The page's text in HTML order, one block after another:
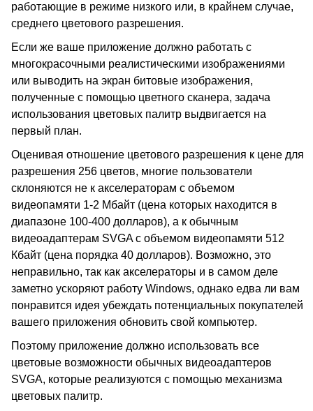
работающие в режиме низкого или, в крайнем случае,
среднего цветового разрешения.
Если же ваше приложение должно работать с
многокрасочными реалистическими изображениями
или выводить на экран битовые изображения,
полученные с помощью цветного сканера, задача
использования цветовых палитр выдвигается на
первый план.
Оценивая отношение цветового разрешения к цене для
разрешения 256 цветов, многие пользователи
склоняются не к акселераторам с объемом
видеопамяти 1-2 Мбайт (цена которых находится в
диапазоне 100-400 долларов), а к обычным
видеоадаптерам SVGA с объемом видеопамяти 512
Кбайт (цена порядка 40 долларов). Возможно, это
неправильно, так как акселераторы и в самом деле
заметно ускоряют работу Windows, однако едва ли вам
понравится идея убеждать потенциальных покупателей
вашего приложения обновить свой компьютер.
Поэтому приложение должно использовать все
цветовые возможности обычных видеоадаптеров
SVGA, которые реализуются с помощью механизма
цветовых палитр.